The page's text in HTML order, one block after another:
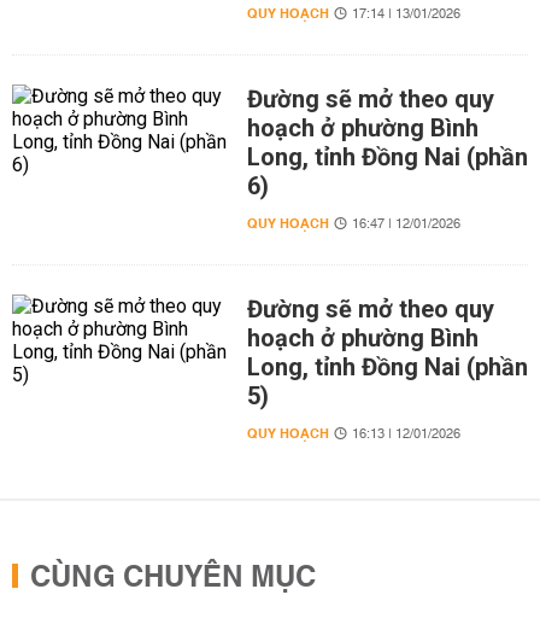
QUY HOẠCH 17:14 | 13/01/2026
Đường sẽ mở theo quy
hoạch ở phường Bình
Long, tỉnh Đồng Nai (phần
6)
QUY HOẠCH 16:47 | 12/01/2026
Đường sẽ mở theo quy
hoạch ở phường Bình
Long, tỉnh Đồng Nai (phần
5)
QUY HOẠCH 16:13 | 12/01/2026
CÙNG CHUYÊN MỤC